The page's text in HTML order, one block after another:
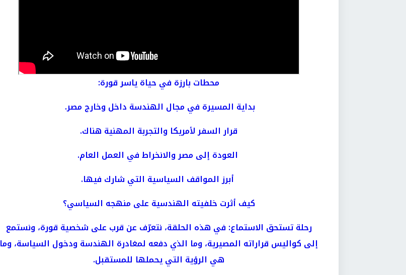
محطات بارزة في حياة ياسر قورة:
بداية المسيرة في مجال الهندسة داخل وخارج مصر.
قرار السفر لأمريكا والتجربة المهنية هناك.
العودة إلى مصر والانخراط في العمل العام.
أبرز المواقف السياسية التي شارك فيها.
كيف أثرت خلفيته الهندسية على منهجه السياسي؟
رحلة تستحق الاستماع: في هذه الحلقة، نتعرّف عن قرب على شخصية قورة، ونستمع
إلى كواليس قراراته المصيرية، وما الذي دفعه لمغادرة الهندسة ودخول السياسة، وما
هي الرؤية التي يحملها للمستقبل.